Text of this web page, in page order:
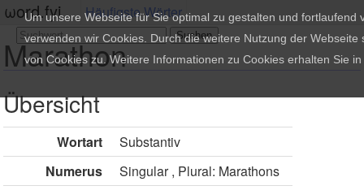
ωord.fyi Häufigste Wörter
Marathon
Übersicht
Wortart
Substantiv
Numerus
Singular , Plural: Marathons
Um unsere Webseite für Sie optimal zu gestalten und fortlaufend
verwenden wir Cookies. Durch die weitere Nutzung der Webseite
von Cookies zu. Weitere Informationen zu Cookies erhalten Sie